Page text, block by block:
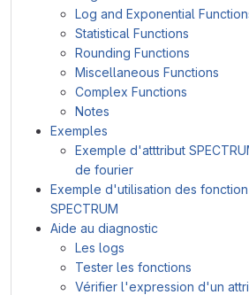
Log and Exponential
Statistical Functions
Rounding Functions
Miscellaneous Functions
Complex Functions
Notes
Exemples
Exemple d'atttribut
de fourier
Exemple d'utilisation des
SPECTRUM
Aide au diagnostic
Les logs
Tester les fonctions
Vérifier l'expression d'un